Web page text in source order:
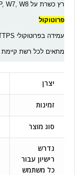
רץ כשרת על XP, W7, W8, או W10
פרוטוקול
עמידה בפרוטוקולי HTTP, HTTPS, ו-RDP
מתאים לכל רשת קיימת
יצרן
זמינות
סוג מוצר
נדרש
רישיון עבור
כל משתמש